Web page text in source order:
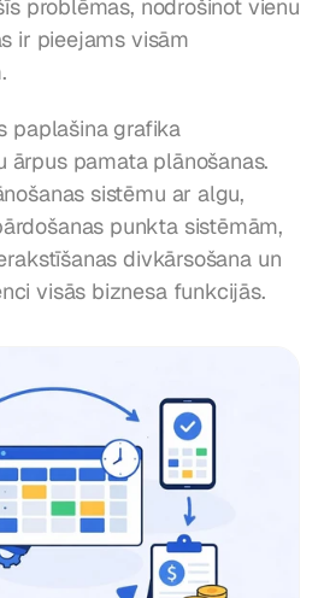
problēmas, nodrošinot vienu
ir pieejams visām
paplašina grafika
ārpus pamata plānošanas.
sistēmu ar algu,
punkta sistēmām,
divkārsošana un
visās biznesa funkcijās.